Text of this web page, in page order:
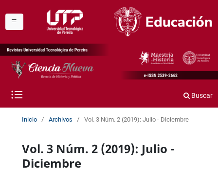
Buscar
Inicio / Archivos / Vol. 3 Núm. 2 (2019): Julio - Diciembre
Vol. 3 Núm. 2 (2019): Julio -
Diciembre